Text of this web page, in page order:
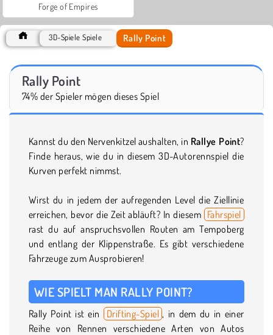
Forge of Empires
3D-Spiele Spiele Rally Point
Rally Point
74% der Spieler mögen dieses Spiel
Kannst du den Nervenkitzel aushalten, in Rallye Point?
Finde heraus, wie du in diesem 3D-Autorennspiel die
Kurven perfekt nimmst.
Wirst du in jedem der aufregenden Level die Ziellinie
erreichen, bevor die Zeit abläuft? In diesem Fahrspiel
rast du auf anspruchsvollen Routen am Tempoberg
und entlang der Klippenstraße. Es gibt verschiedene
Fahrzeuge zum Ausprobieren!
WIE SPIELT MAN RALLY POINT?
Rally Point ist ein Drifting-Spiel , in dem du in einer
Reihe von Rennen verschiedene Arten von Autos